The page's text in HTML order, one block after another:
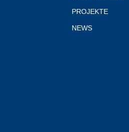
PROJEKTE
NEWS